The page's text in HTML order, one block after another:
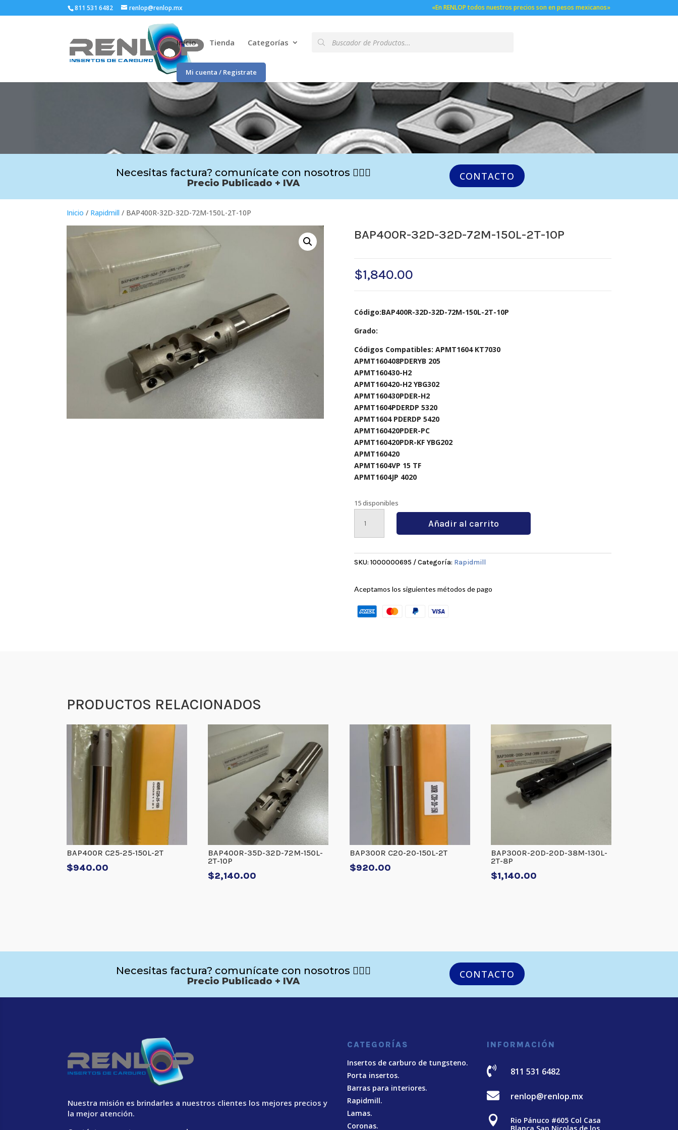
811 531 6482 renlop@renlop.mx «En RENLOP todos nuestros precios son en pesos mexicanos»
Inicio Tienda Categorías de
productos
Mi cuenta / Registrate
Necesitas factura? comunícate con nosotros 🙋🏻‍♂️
Precio Publicado + IVA
CONTACTO
Inicio / Rapidmill / BAP400R-32D-32D-72M-150L-2T-10P
BAP400R-32D-32D-72M-150L-2T-10P
$1,840.00
Código:BAP400R-32D-32D-72M-150L-2T-10P
Grado:
Códigos Compatibles: APMT1604 KT7030
APMT160408PDERYB 205
APMT160430-H2
APMT160420-H2 YBG302
APMT160430PDER-H2
APMT1604PDERDP 5320
APMT1604 PDERDP 5420
APMT160420PDER-PC
APMT160420PDR-KF YBG202
APMT160420
APMT1604VP 15 TF
APMT1604JP 4020
15 disponibles
32D-
32D-
150L-
cantidad
Añadir al carrito
SKU: 1000000695 Categoría: Rapidmill
Aceptamos los siguientes métodos de pago
PRODUCTOS RELACIONADOS
BAP400R C25-25-150L-2T
$940.00
BAP400R-35D-32D-72M-150L-
2T-10P
$2,140.00
BAP300R C20-20-150L-2T
$920.00
BAP300R-20D-20D-38M-130L-
2T-8P
$1,140.00
Necesitas factura? comunícate con nosotros 🙋🏻‍♂️
Precio Publicado + IVA
CONTACTO
Nuestra misión es brindarles a nuestros clientes los mejores precios y
la mejor atención.
CATEGORÍAS
Insertos de carburo de tungsteno.
Porta insertos.
Barras para interiores.
Rapidmill.
Lamas.
Coronas.
INFORMACIÓN
 811 531 6482
 renlop@renlop.mx

Rio Pánuco #605 Col Casa